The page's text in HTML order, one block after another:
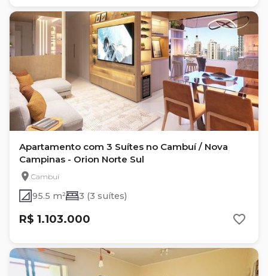
Apartamento com 3 Suítes no Cambuí / Nova
Campinas - Orion Norte Sul
Cambuí
95.5 m² 3 (3 suítes)
R$ 1.103.000